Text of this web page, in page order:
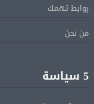
الكامل مع اليونان في
الرئيس السيسى
فى زيارة لتعزيز أواصر
روابط تهمك
من نحن
5 سياسة